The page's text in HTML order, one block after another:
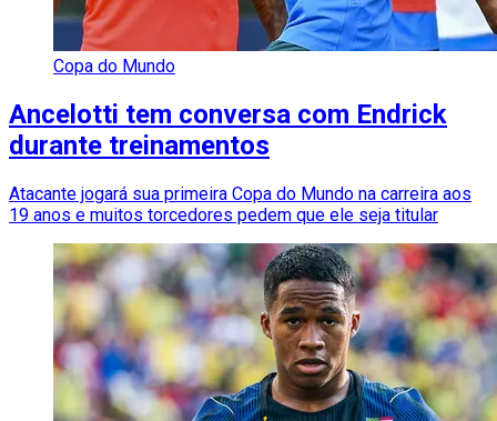
Copa do Mundo
Ancelotti tem conversa com Endrick
durante treinamentos
Atacante jogará sua primeira Copa do Mundo na carreira aos
19 anos e muitos torcedores pedem que ele seja titular